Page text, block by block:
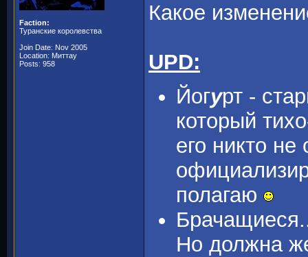
Faction:
Туранские королевства
Join Date: Nov 2005
Location: Миттау
Posts: 958
Какое
UPD:
Йогурт -
который
его никто
полагаю
Но должна